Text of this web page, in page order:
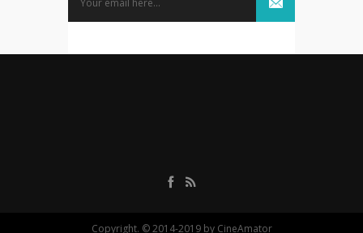
Copyright. © 2014-2019 by CineAmator